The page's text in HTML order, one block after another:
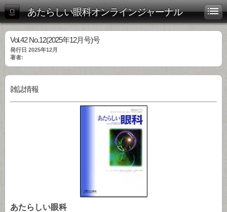
あたらしい眼科オンラインジャーナル
Vol.42 No.12(2025年12月号)号
発行日 2025年12月
著者:
雑誌情報
あたらしい眼科